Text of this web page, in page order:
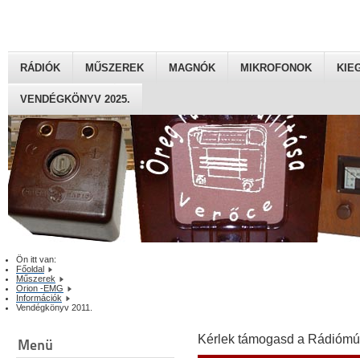
RÁDIÓK MŰSZEREK MAGNÓK MIKROFONOK
VENDÉGKÖNYV 2025.
Ön itt van:
Főoldal
Műszerek
Orion -EMG
Információk
Vendégkönyv 2011.
Menü Kérlek támogasd a